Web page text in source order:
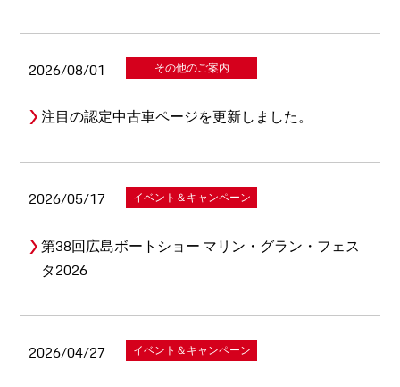
2026/08/01 その他のご案内
注目の認定中古車ページを更新しました。
2026/05/17 イベント＆キャンペーン
第38回広島ボートショー マリン・グラン・フェス
タ2026
2026/04/27 イベント＆キャンペーン